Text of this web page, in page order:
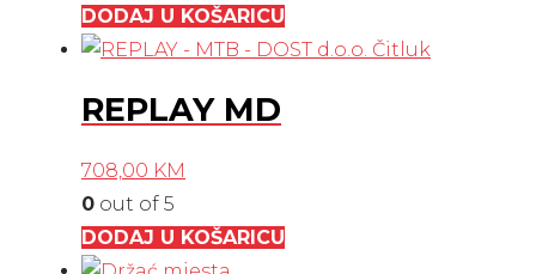
DODAJ U KOŠARICU
REPLAY MD
708,00 KM
0 out of 5
DODAJ U KOŠARICU